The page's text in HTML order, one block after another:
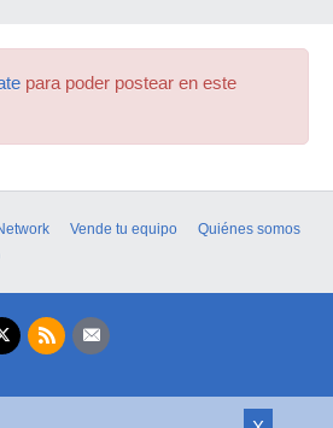
para poder postear en este
Vende tu equipo
Quiénes somos